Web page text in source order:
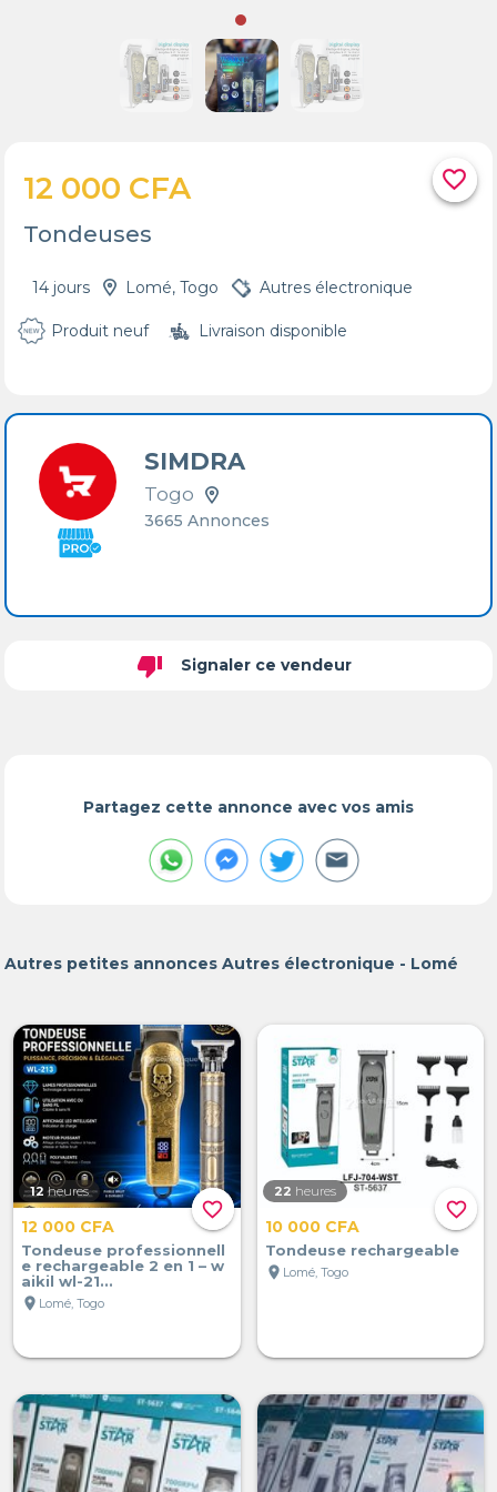
favorite_border
12 000 CFA
Tondeuses
14 jours Lomé, Togo Autres électronique
Produit neuf Livraison disponible
SIMDRA
Togo
3665 Annonces
thumb_down Signaler ce vendeur
Partagez cette annonce avec vos amis
Autres petites annonces Autres électronique - Lomé
favorite_border
12 heures
12 000 CFA
Tondeuse professionnell
e rechargeable 2 en 1 – w
aikil wl-21...
location_on Lomé, Togo
favorite_border
22 heures
10 000 CFA
Tondeuse rechargeable
location_on Lomé, Togo